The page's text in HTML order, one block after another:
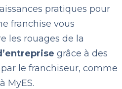
pratiques pour
franchise vous
les rouages de la
grâce à des
par le franchiseur, comme
MyES.